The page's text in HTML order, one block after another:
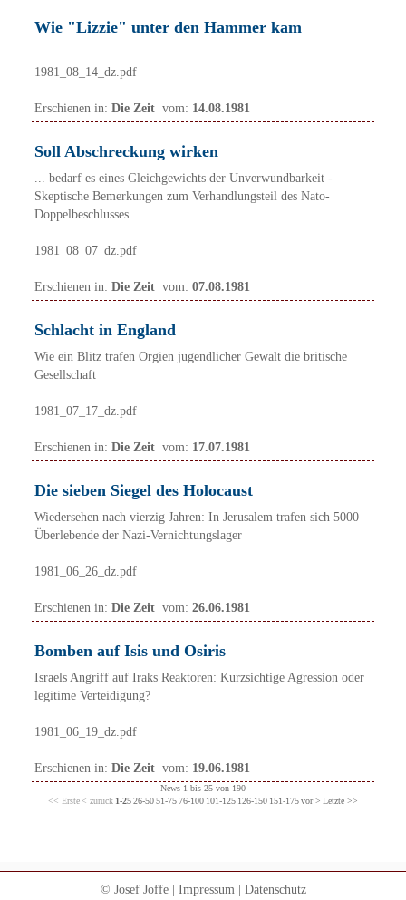
Wie "Lizzie" unter den Hammer kam
1981_08_14_dz.pdf
Erschienen in: Die Zeit vom: 14.08.1981
Soll Abschreckung wirken
... bedarf es eines Gleichgewichts der Unverwundbarkeit -
Skeptische Bemerkungen zum Verhandlungsteil des Nato-
Doppelbeschlusses
1981_08_07_dz.pdf
Erschienen in: Die Zeit vom: 07.08.1981
Schlacht in England
Wie ein Blitz trafen Orgien jugendlicher Gewalt die britische
Gesellschaft
1981_07_17_dz.pdf
Erschienen in: Die Zeit vom: 17.07.1981
Die sieben Siegel des Holocaust
Wiedersehen nach vierzig Jahren: In Jerusalem trafen sich 5000
Überlebende der Nazi-Vernichtungslager
1981_06_26_dz.pdf
Erschienen in: Die Zeit vom: 26.06.1981
Bomben auf Isis und Osiris
Israels Angriff auf Iraks Reaktoren: Kurzsichtige Agression oder
legitime Verteidigung?
1981_06_19_dz.pdf
Erschienen in: Die Zeit vom: 19.06.1981
News 1 bis 25 von 190
<< Erste< zurück 1-2526-5051-7576-100 101-125 126-150 151-175vor > Letzte >>
© Josef Joffe | Impressum| Datenschutz